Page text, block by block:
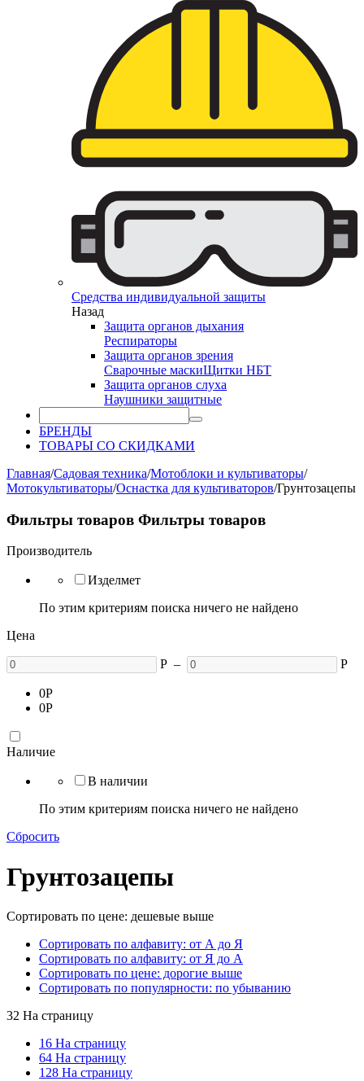
Средства индивидуальной защиты
Назад
Защита органов дыхания
Респираторы
Защита органов зрения
Сварочные маскиЩитки НБТ
Защита органов слуха
Наушники защитные
БРЕНДЫ
ТОВАРЫ СО СКИДКАМИ
Главная/Садовая техника/Мотоблоки и культиваторы/
Мотокультиваторы/Оснастка для культиваторов/Грунтозацепы
Фильтры товаров Фильтры товаров
Производитель
Изделмет
По этим критериям поиска ничего не найдено
Цена
Р – Р
0Р
0Р
Наличие
В наличии
По этим критериям поиска ничего не найдено
Сбросить
Грунтозацепы
Сортировать по цене: дешевые выше
Сортировать по алфавиту: от А до Я
Сортировать по алфавиту: от Я до А
Сортировать по цене: дорогие выше
Сортировать по популярности: по убыванию
32 На страницу
16 На страницу
64 На страницу
128 На страницу